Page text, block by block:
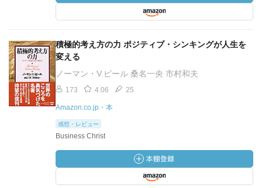
積極的考え方の力 ポジティブ・シンキングが人生を
変える
ノーマン・V.ピール 桑名一央 市村和夫
173 4.06 25
Amazon.co.jp・本
感想・レビュー
Business Christ